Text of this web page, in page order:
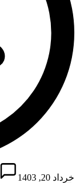
خرداد 20, 1403